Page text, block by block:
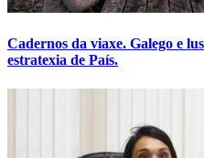
Cadernos da viaxe. Galego e
estratexia de País.